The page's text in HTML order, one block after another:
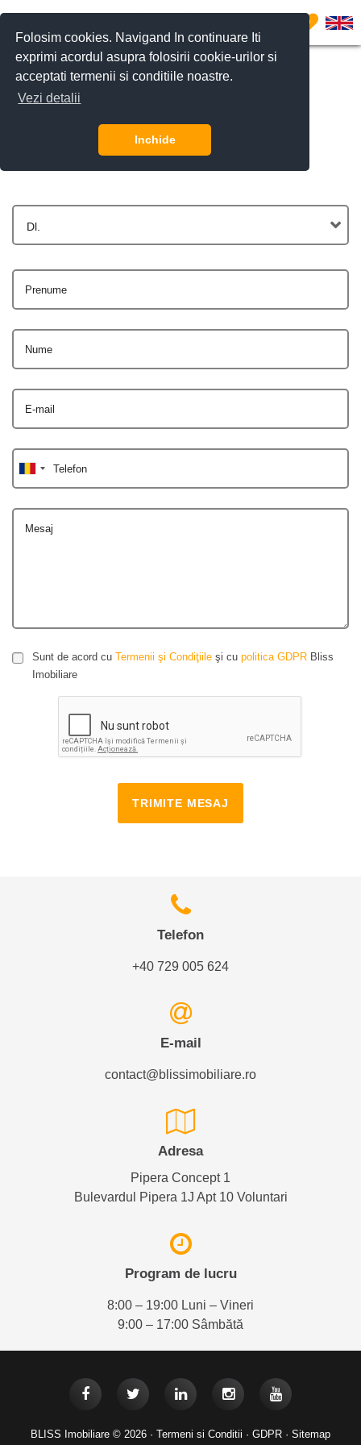
Folosim cookies. Navigand In continuare Iti
exprimi acordul asupra folosirii cookie-urilor si
acceptati termenii si conditiile noastre.
Vezi detalii
Inchide
0
Contactează-ne
Dl.
Prenume
Nume
E-mail
Telefon
Mesaj
Sunt de acord cu Termenii şi Condiţiile şi cu politica GDPR Bliss
Imobiliare
TRIMITE MESAJ
Telefon
+40 729 005 624
E-mail
contact@blissimobiliare.ro
Adresa
Pipera Concept 1
Bulevardul Pipera 1J Apt 10 Voluntari
Program de lucru
8:00 – 19:00 Luni – Vineri
9:00 – 17:00 Sâmbătă
BLISS Imobiliare © 2026 · Termeni si Conditii · GDPR · Sitemap